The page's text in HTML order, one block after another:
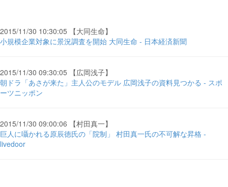
2015/11/30 10:30:05 【大同生命】
小規模企業対象に景況調査を開始 大同生命 - 日本経済新聞
2015/11/30 09:30:05 【広岡浅子】
朝ドラ「あさが来た」主人公のモデル 広岡浅子の資料見つかる - スポ
ーツニッポン
2015/11/30 09:00:06 【村田真一】
巨人に囁かれる原辰徳氏の「院制」 村田真一氏の不可解な昇格 -
livedoor